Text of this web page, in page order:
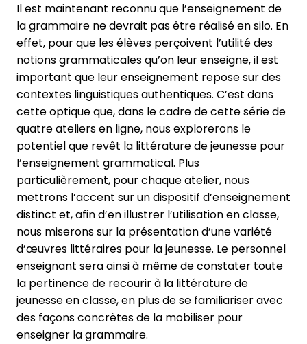
Il est maintenant reconnu que l’enseignement de
la grammaire ne devrait pas être réalisé en silo. En
effet, pour que les élèves perçoivent l’utilité des
notions grammaticales qu’on leur enseigne, il est
important que leur enseignement repose sur des
contextes linguistiques authentiques. C’est dans
cette optique que, dans le cadre de cette série de
quatre ateliers en ligne, nous explorerons le
potentiel que revêt la littérature de jeunesse pour
l’enseignement grammatical. Plus
particulièrement, pour chaque atelier, nous
mettrons l’accent sur un dispositif d’enseignement
distinct et, afin d’en illustrer l’utilisation en classe,
nous miserons sur la présentation d’une variété
d’œuvres littéraires pour la jeunesse. Le personnel
enseignant sera ainsi à même de constater toute
la pertinence de recourir à la littérature de
jeunesse en classe, en plus de se familiariser avec
des façons concrètes de la mobiliser pour
enseigner la grammaire.